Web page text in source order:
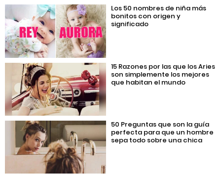
Los 50 nombres de niña más
bonitos con origen y
significado
15 Razones por las que los Aries
son simplemente los mejores
que habitan el mundo
50 Preguntas que son la guía
perfecta para que un hombre
sepa todo sobre una chica